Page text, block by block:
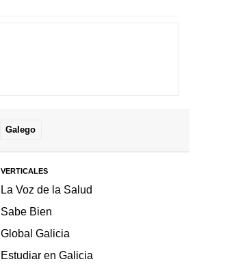
Galego
VERTICALES
La Voz de la Salud
Sabe Bien
Global Galicia
Estudiar en Galicia